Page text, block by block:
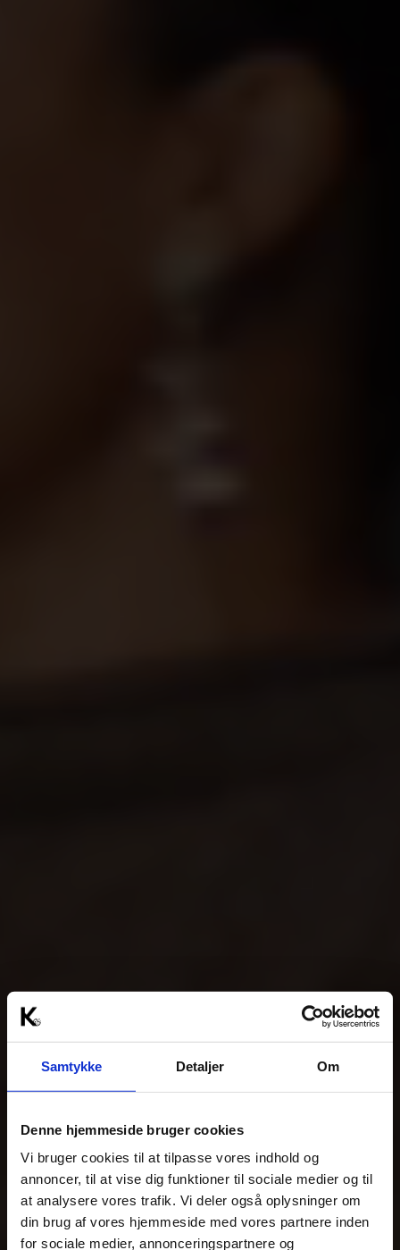
Samtykke Detaljer Om
Denne hjemmeside bruger cookies
Vi bruger cookies til at tilpasse vores indhold og
annoncer, til at vise dig funktioner til sociale medier og til
at analysere vores trafik. Vi deler også oplysninger om
din brug af vores hjemmeside med vores partnere inden
for sociale medier, annonceringspartnere og